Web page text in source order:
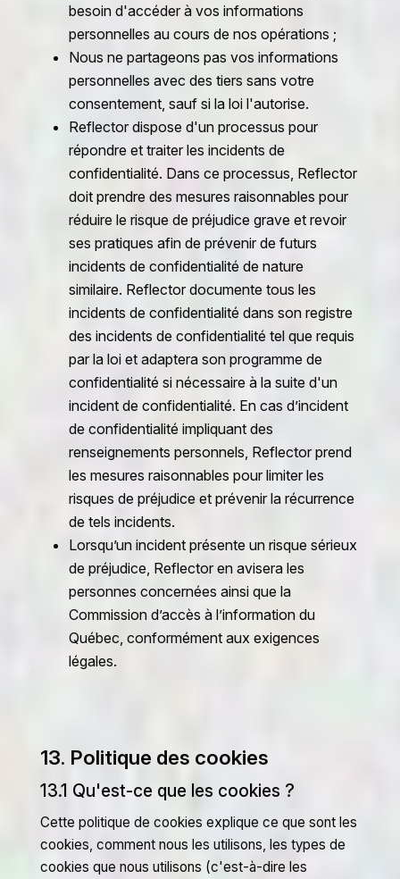
besoin d'accéder à vos informations
personnelles au cours de nos opérations ;
Nous ne partageons pas vos informations
personnelles avec des tiers sans votre
consentement, sauf si la loi l'autorise.
Reflector dispose d'un processus pour
répondre et traiter les incidents de
confidentialité. Dans ce processus, Reflector
doit prendre des mesures raisonnables pour
réduire le risque de préjudice grave et revoir
ses pratiques afin de prévenir de futurs
incidents de confidentialité de nature
similaire. Reflector documente tous les
incidents de confidentialité dans son registre
des incidents de confidentialité tel que requis
par la loi et adaptera son programme de
confidentialité si nécessaire à la suite d'un
incident de confidentialité. En cas d’incident
de confidentialité impliquant des
renseignements personnels, Reflector prend
les mesures raisonnables pour limiter les
risques de préjudice et prévenir la récurrence
de tels incidents.
Lorsqu’un incident présente un risque sérieux
de préjudice, Reflector en avisera les
personnes concernées ainsi que la
Commission d’accès à l’information du
Québec, conformément aux exigences
légales.
13. Politique des cookies
13.1 Qu'est-ce que les cookies ?
Cette politique de cookies explique ce que sont les
cookies, comment nous les utilisons, les types de
cookies que nous utilisons (c'est-à-dire les